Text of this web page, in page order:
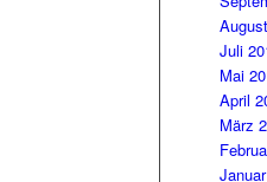
Juli
Mai
April
März